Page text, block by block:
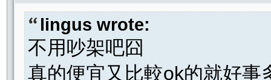
lingus wrote:
不用吵架吧囧
真的便宜又比較ok的就好事